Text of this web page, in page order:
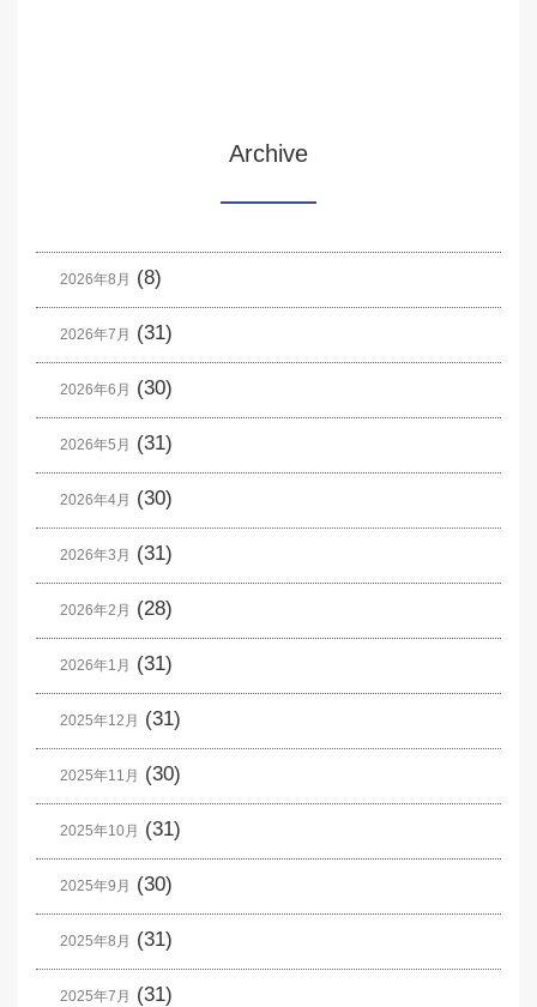
Archive
2026年8月 (8)
2026年7月 (31)
2026年6月 (30)
2026年5月 (31)
2026年4月 (30)
2026年3月 (31)
2026年2月 (28)
2026年1月 (31)
2025年12月 (31)
2025年11月 (30)
2025年10月 (31)
2025年9月 (30)
2025年8月 (31)
2025年7月 (31)